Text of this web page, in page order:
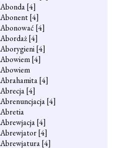
Abonda[4]
Abonent[4]
Abonować [4]
Abordaż[4]
Aborygieni[4]
Abowiem[4]
Abowiem
Abrahamita[4]
Abrecja[4]
Abrenuncjacja[4]
Abretia
Abrewjacja[4]
Abrewjator[4]
Abrewjatura[4]